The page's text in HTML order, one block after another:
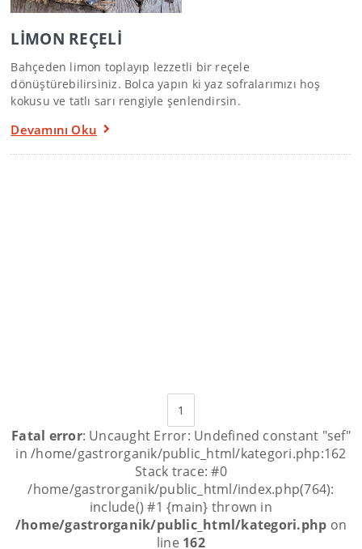
LİMON REÇELİ
Bahçeden limon toplayıp lezzetli bir reçele
dönüştürebilirsiniz. Bolca yapın ki yaz sofralarımızı hoş
kokusu ve tatlı sarı rengiyle şenlendirsin.
Devamını Oku
1
Fatal error: Uncaught Error: Undefined constant "sef"
in /home/gastrorganik/public_html/kategori.php:162
Stack trace: #0
/home/gastrorganik/public_html/index.php(764):
include() #1 {main} thrown in
/home/gastrorganik/public_html/kategori.php on
line 162